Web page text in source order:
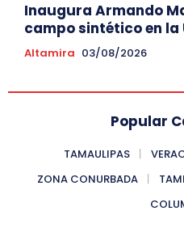
Inaugura Armando
campo sintético en
Altamira 03/08/2026
Popular
TAMAULIPAS
ZONA CONURBADA